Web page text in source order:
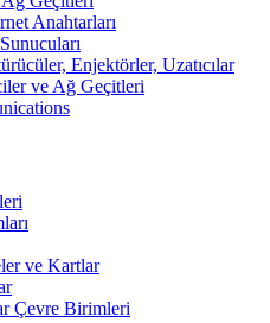
Anahtarları
Enjektörler, Uzatıcılar
ve Ağ Geçitleri
ve Kartlar
Çevre Birimleri